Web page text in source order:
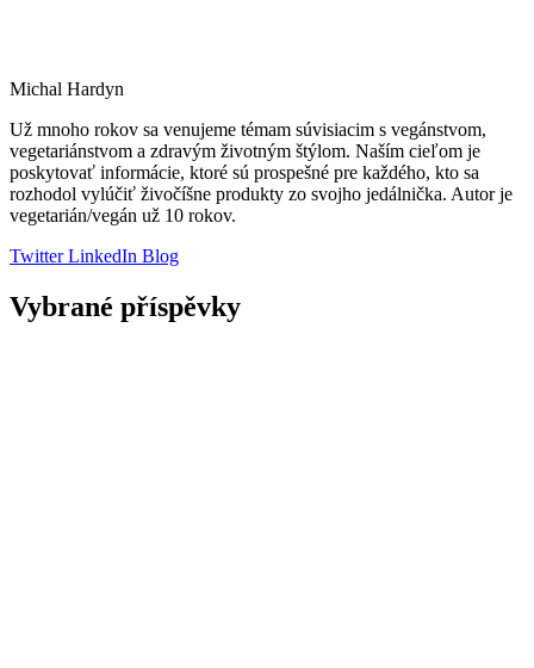
Michal Hardyn
Už mnoho rokov sa venujeme témam súvisiacim s vegánstvom,
vegetariánstvom a zdravým životným štýlom. Naším cieľom je
poskytovať informácie, ktoré sú prospešné pre každého, kto sa
rozhodol vylúčiť živočíšne produkty zo svojho jedálnička. Autor je
vegetarián/vegán už 10 rokov.
TwitterLinkedIn Blog
Vybrané příspěvky